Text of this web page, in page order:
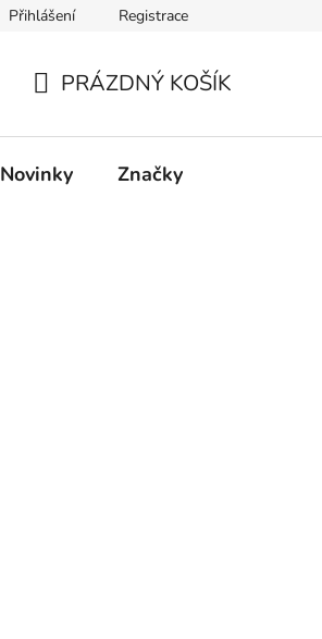
Přihlášení Registrace
KOŠÍK
PRÁZDNÝ KOŠÍK
Novinky Značky